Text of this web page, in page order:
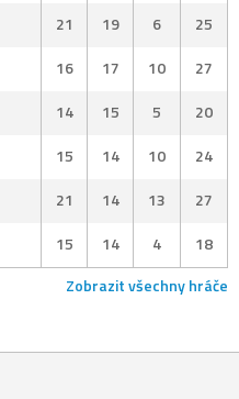
21 19 6
25
16 17 10
27
14 15 5
20
15 14 10
24
21 14 13
27
15 14 4
18
Zobrazit všechny hráče